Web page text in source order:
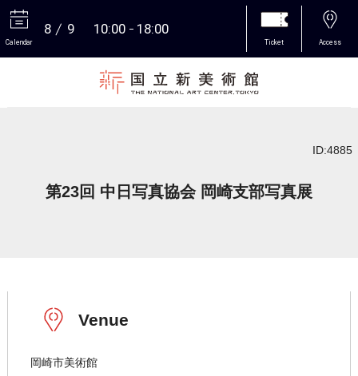
Calendar
8 9 10:00 18:00
Ticket Access
ID:4885
第23回 中日写真協会 岡崎支部写真展
Venue
岡崎市美術館